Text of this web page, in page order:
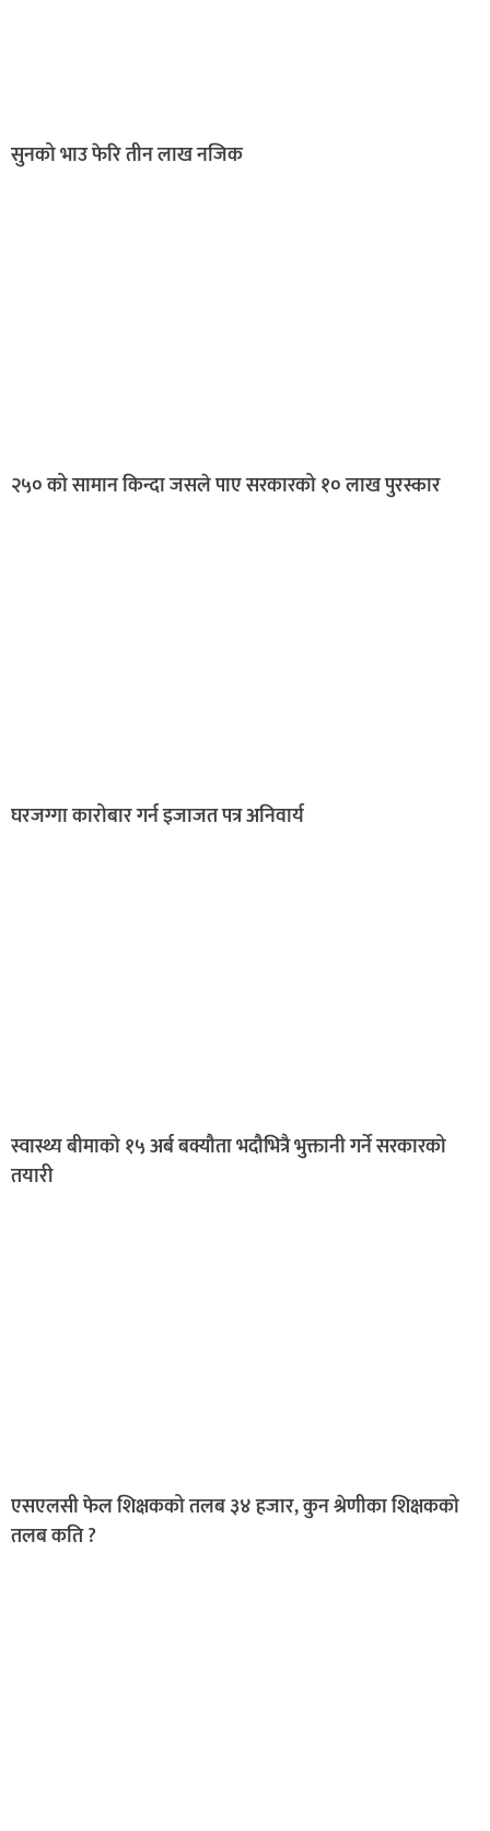
सुनको भाउ फेरि तीन लाख नजिक
२५० को सामान किन्दा जसले पाए सरकारको १० लाख पुरस्कार
घरजग्गा कारोबार गर्न इजाजत पत्र अनिवार्य
स्वास्थ्य बीमाको १५ अर्ब बक्यौता भदौभित्रै भुक्तानी गर्ने सरकारको
तयारी
एसएलसी फेल शिक्षकको तलब ३४ हजार, कुन श्रेणीका शिक्षकको
तलब कति ?